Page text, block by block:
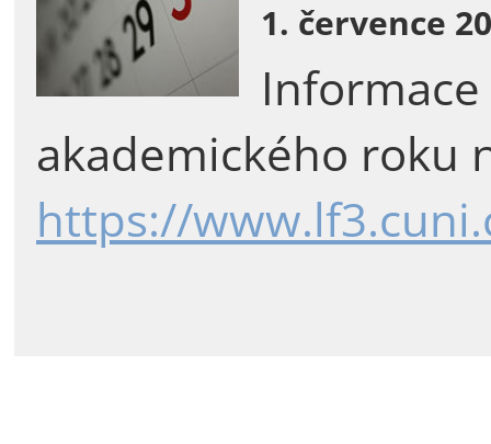
1. července
akademického roku
https://